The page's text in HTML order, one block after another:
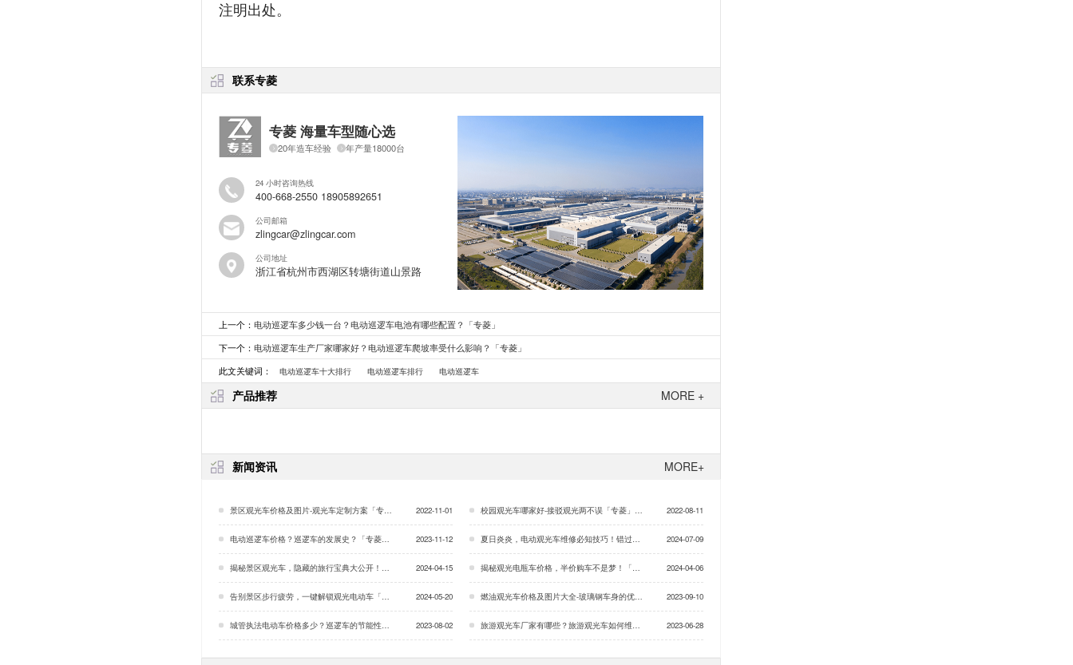
注明出处。
联系专菱
专菱 海量车型随心选
20年造车经验 年产量18000台
24 小时咨询热线
400-668-2550 18905892651
公司邮箱
zlingcar@zlingcar.com
公司地址
浙江省杭州市西湖区转塘街道山景路
上一个： 电动巡逻车多少钱一台？电动巡逻车电池有哪些配置？「专菱」
下一个： 电动巡逻车生产厂家哪家好？电动巡逻车爬坡率受什么影响？「专菱」
此文关键词：
电动巡逻车十大排行 电动巡逻车排行 电动巡逻车
产品推荐 MORE +
新闻资讯 MORE+
景区观光车价格及图片-观光车定制方案「专菱」… 2022-11-01 校园观光车哪家好-接驳观光两不误「专菱」… 2022-08-11
电动巡逻车价格？巡逻车的发展史？「专菱」… 2023-11-12 夏日炎炎，电动观光车维修必知技巧！错过等于报废「专菱」… 2024-07-09
揭秘景区观光车，隐藏的旅行宝典大公开！「专菱」… 2024-04-15 揭秘观光电瓶车价格，半价购车不是梦！「专菱」… 2024-04-06
告别景区步行疲劳，一键解锁观光电动车「专菱」… 2024-05-20 燃油观光车价格及图片大全-玻璃钢车身的优点「专菱」… 2023-09-10
城管执法电动车价格多少？巡逻车的节能性能好嘛「专菱」… 2023-08-02 旅游观光车厂家有哪些？旅游观光车如何维护「专菱」… 2023-06-28